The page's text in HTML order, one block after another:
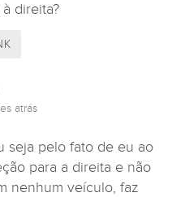
direita?
atrás
seja pelo fato de eu ao
para a direita e não
nenhum veículo, faz